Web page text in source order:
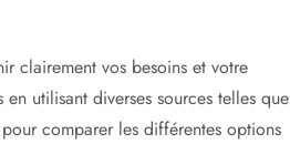
clairement vos besoins et votre
utilisant diverses sources telles que
comparer les différentes options